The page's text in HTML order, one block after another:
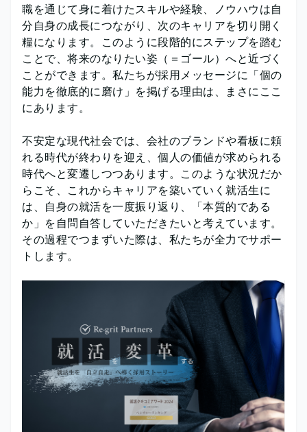
職を通じて身に着けたスキルや経験、ノウハウは自
分自身の成長につながり、次のキャリアを切り開く
糧になります。このように段階的にステップを踏む
ことで、将来のなりたい姿（＝ゴール）へと近づく
ことができます。私たちが採用メッセージに「個の
能力を徹底的に磨け」を掲げる理由は、まさにここ
にあります。
不安定な現代社会では、会社のブランドや看板に頼
れる時代が終わりを迎え、個人の価値が求められる
時代へと変遷しつつあります。このような状況だか
らこそ、これからキャリアを築いていく就活生に
は、自身の就活を一度振り返り、「本質的である
か」を自問自答していただきたいと考えています。
その過程でつまずいた際は、私たちが全力でサポー
トします。